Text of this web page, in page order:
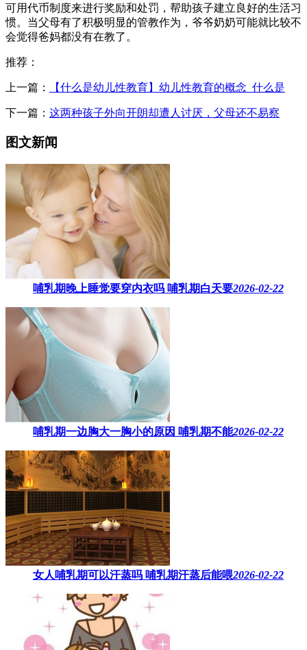
可用代币制度来进行奖励和处罚，帮助孩子建立良好的生活习
惯。当父母有了积极明显的管教作为，爷爷奶奶可能就比较不
会觉得爸妈都没有在教了。
推荐：
上一篇： 【什么是幼儿性教育】幼儿性教育的概念_什么是
下一篇： 这两种孩子外向开朗却遭人讨厌，父母还不易察
图文新闻
哺乳期晚上睡觉要穿内衣吗​ 哺乳期白天要2026-02-22
哺乳期一边胸大一胸小的原因​ 哺乳期不能2026-02-22
女人哺乳期可以汗蒸吗 ​哺乳期汗蒸后能喂2026-02-22